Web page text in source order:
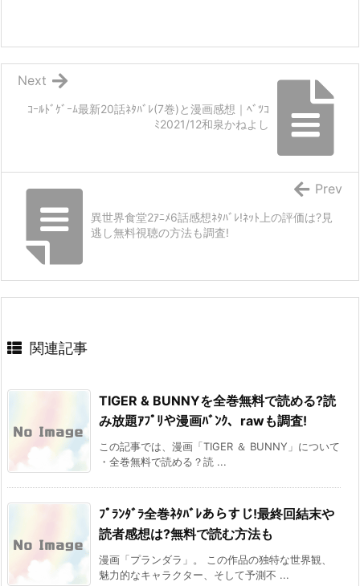
ｺｰﾙﾄﾞｹﾞｰﾑ最新20話ﾈﾀﾊﾞﾚ(7巻)と漫画感想｜ﾍﾞﾂｺ
ﾐ2021/12和泉かねよし
Next
異世界食堂2ｱﾆﾒ6話感想ﾈﾀﾊﾞﾚ!ﾈｯﾄ上の評価は?見
逃し無料視聴の方法も調査!
Prev
関連記事
TIGER & BUNNYを全巻無料で読める?読
み放題ｱﾌﾟﾘや漫画ﾊﾞﾝｸ、rawも調査!
この記事では、漫画「TIGER ＆ BUNNY」について
・全巻無料で読める？読 ...
ﾌﾟﾗﾝﾀﾞﾗ全巻ﾈﾀﾊﾞﾚあらすじ!最終回結末や
読者感想は?無料で読む方法も
漫画「プランダラ」。 この作品の独特な世界観、
魅力的なキャラクター、そして予測不 ...